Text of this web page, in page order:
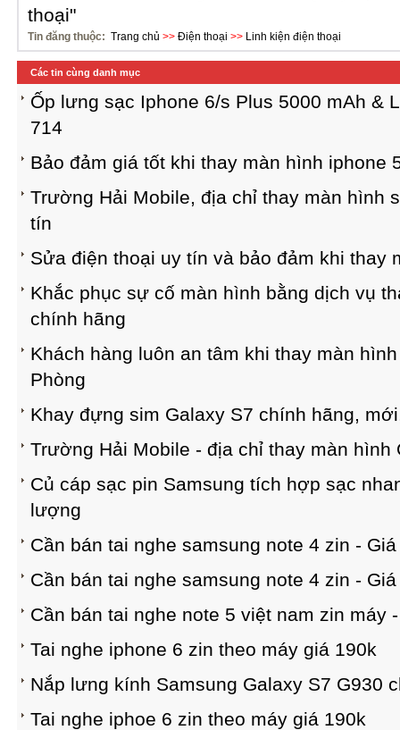
thoại"
Tin đăng thuộc: Trang chủ >> Điện thoại >> Linh kiện điện thoại
Các tin cùng danh mục
Ốp lưng sạc Iphone 6/s Plus 5000 mAh &
714
Bảo đảm giá tốt khi thay màn hình iphone
Trường Hải Mobile, địa chỉ thay màn hình
tín
Sửa điện thoại uy tín và bảo đảm khi thay
Khắc phục sự cố màn hình bằng dịch vụ
chính hãng
Khách hàng luôn an tâm khi thay màn
Phòng
Khay đựng sim Galaxy S7 chính hãng,
Trường Hải Mobile - địa chỉ thay màn hình
Củ cáp sạc pin Samsung tích hợp sạc
lượng
Cần bán tai nghe samsung note 4 zin -
Cần bán tai nghe samsung note 4 zin -
Cần bán tai nghe note 5 việt nam zin máy
Tai nghe iphone 6 zin theo máy giá 190k
Nắp lưng kính Samsung Galaxy S7 G930
Tai nghe iphoe 6 zin theo máy giá 190k